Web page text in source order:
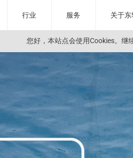
您好， 本站点会使用Cookies。 继
行业 服务 关于东